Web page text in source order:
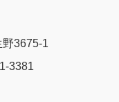
3675-1
3381